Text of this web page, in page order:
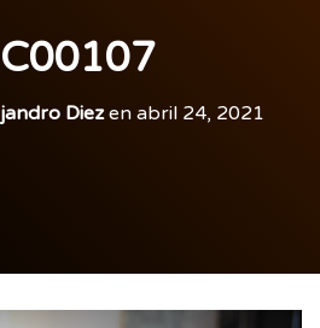
Diezen abril 24, 2021